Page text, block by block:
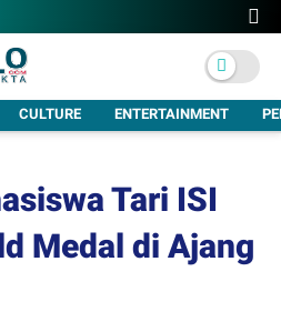
CULTURE ENTERTAINMENT
Tari ISI
Medal di Ajang